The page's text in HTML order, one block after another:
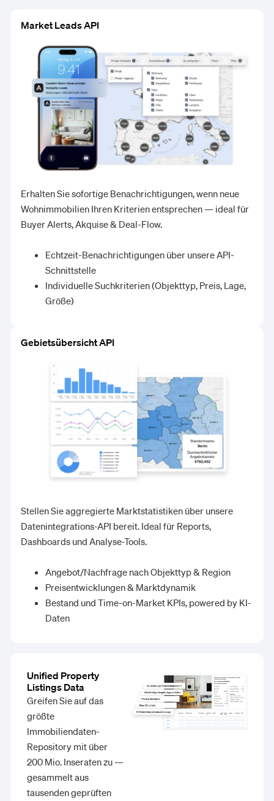
Market Leads API
Erhalten Sie sofortige Benachrichtigungen, wenn neue
Wohnimmobilien Ihren Kriterien entsprechen — ideal für
Buyer Alerts, Akquise & Deal-Flow.
Echtzeit-Benachrichtigungen über unsere API-
Schnittstelle
Individuelle Suchkriterien (Objekttyp, Preis, Lage,
Größe)
Gebietsübersicht API
Stellen Sie aggregierte Marktstatistiken über unsere
Datenintegrations-API bereit. Ideal für Reports,
Dashboards und Analyse-Tools.
Angebot/Nachfrage nach Objekttyp & Region
Preisentwicklungen & Marktdynamik
Bestand und Time-on-Market KPIs, powered by KI-
Daten
Unified Property
Listings Data
Greifen Sie auf das
größte
Immobiliendaten-
Repository mit über
200 Mio. Inseraten zu —
gesammelt aus
tausenden geprüften